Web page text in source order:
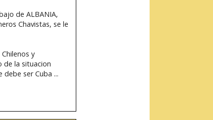
de ALBANIA,
Chavistas, se le
y
de la situacion
ser Cuba ...